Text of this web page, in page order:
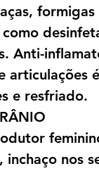
formigas
Anti-
articulações
e resfriado.
inchaço nos